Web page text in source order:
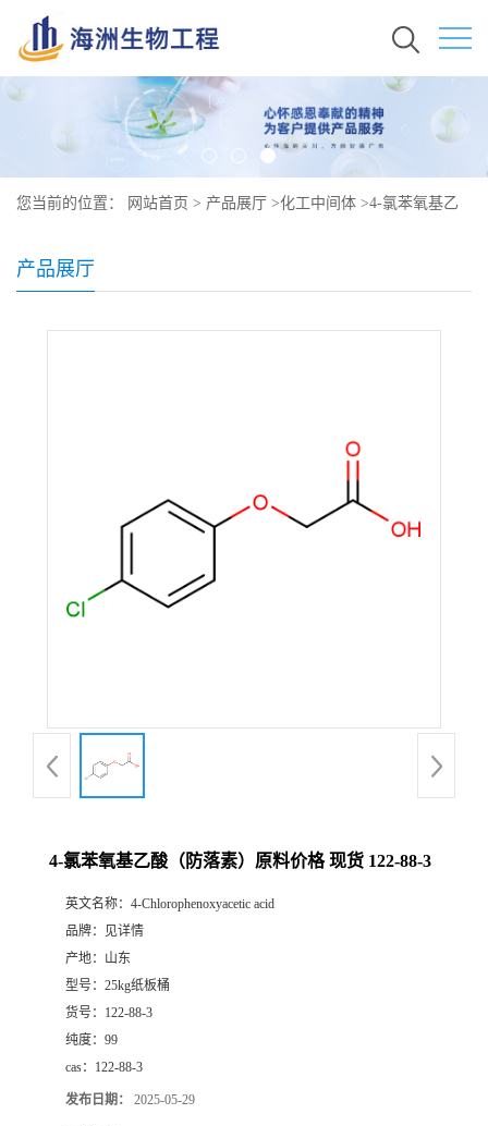
您当前的位置： 网站首页 > 产品展厅 >化工中间体 >4-氯苯氧基乙
产品展厅
4-氯苯氧基乙酸（防落素）原料价格 现货 122-88-3
英文名称： 4-Chlorophenoxyacetic acid
品牌：
见详情
产地： 山东
型号： 25kg纸板桶
货号： 122-88-3
纯度： 99
cas： 122-88-3
发布日期： 2025-05-29